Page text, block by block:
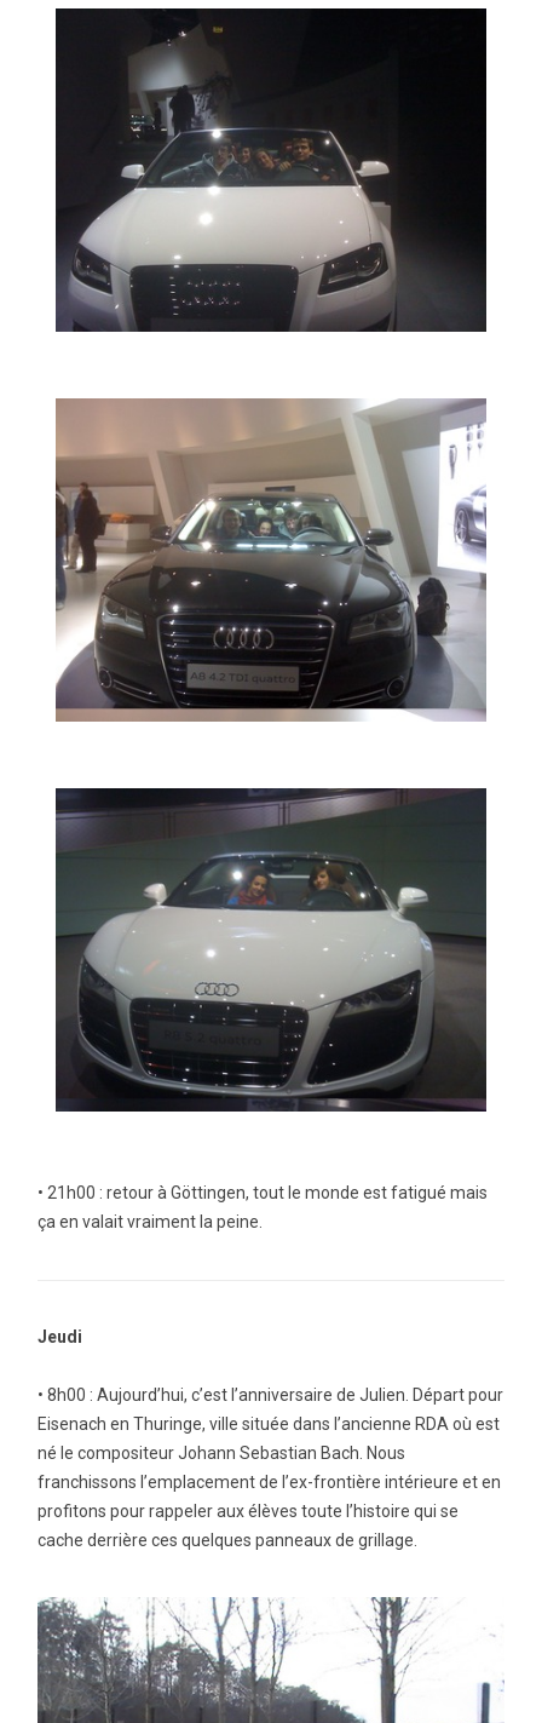
• 21h00 : retour à Göttingen, tout le monde est fatigué mais
ça en valait vraiment la peine.
Jeudi
• 8h00 : Aujourd’hui, c’est l’anniversaire de Julien. Départ pour
Eisenach en Thuringe, ville située dans l’ancienne RDA où est
né le compositeur Johann Sebastian Bach. Nous
franchissons l’emplacement de l’ex-frontière intérieure et en
profitons pour rappeler aux élèves toute l’histoire qui se
cache derrière ces quelques panneaux de grillage.